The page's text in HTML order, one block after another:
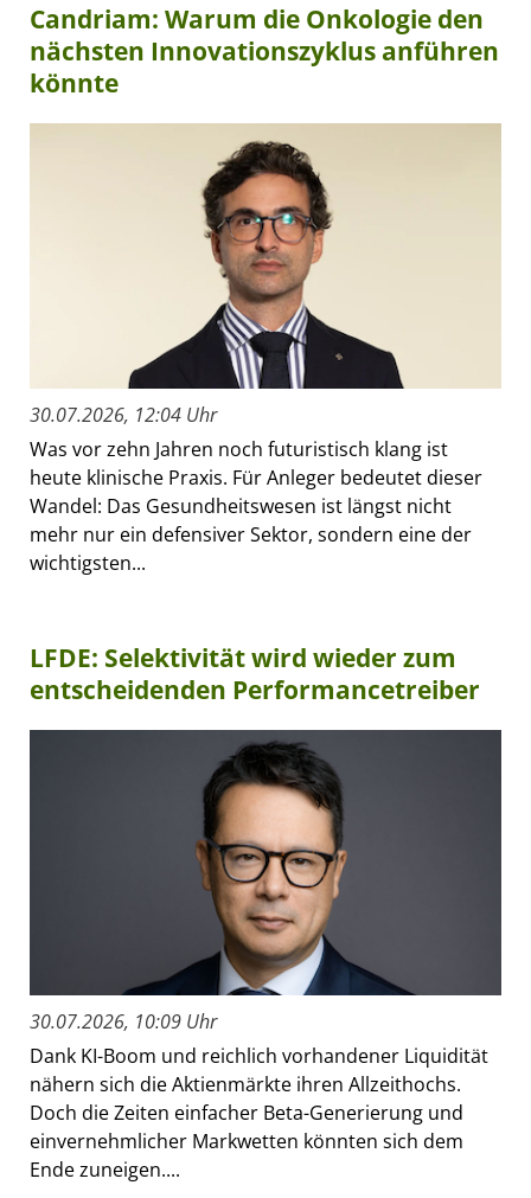
Candriam: Warum die Onkologie den
nächsten Innovationszyklus anführen
könnte
30.07.2026, 12:04 Uhr
Was vor zehn Jahren noch futuristisch klang ist
heute klinische Praxis. Für Anleger bedeutet dieser
Wandel: Das Gesundheitswesen ist längst nicht
mehr nur ein defensiver Sektor, sondern eine der
wichtigsten...
LFDE: Selektivität wird wieder zum
entscheidenden Performancetreiber
30.07.2026, 10:09 Uhr
Dank KI-Boom und reichlich vorhandener Liquidität
nähern sich die Aktienmärkte ihren Allzeithochs.
Doch die Zeiten einfacher Beta-Generierung und
einvernehmlicher Markwetten könnten sich dem
Ende zuneigen....